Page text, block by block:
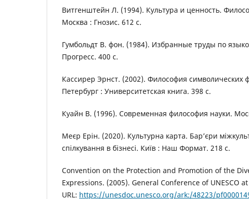
Витгенштейн Л. (1994). Культура и ценность.
Москва : Гнозис. 612 с.
Гумбольдт В. фон. (1984). Избранные труды по
Прогресс. 400 с.
Кассирер Эрнст. (2002). Философия символических
Петербург : Университетская книга. 398 с.
Куайн В. (1996). Современная философия науки.
Меєр Ерін. (2020). Культурна карта. Бар’єри
спілкування в бізнесі. Київ : Наш Формат. 218 с.
Convention on the Protection and Promotion of the
Expressions. (2005). General Conference of UNESCO
URL: https://unesdoc.unesco.org/ark:/48223/